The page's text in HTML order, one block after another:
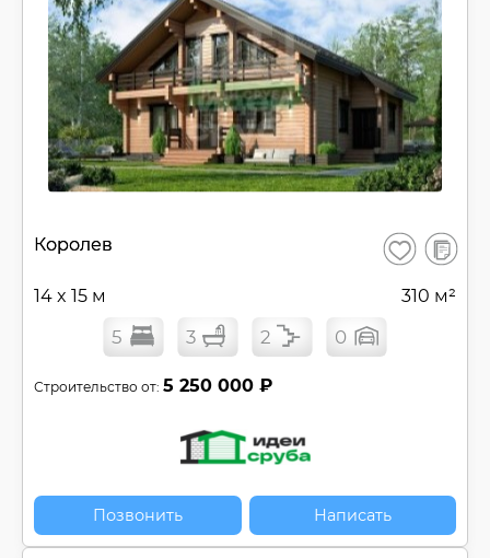
Королев Сохранить
В
14 x 15 м 310 м²
5 3 2 0
Строительство от: 5 250 000 ₽
Позвонить Написать